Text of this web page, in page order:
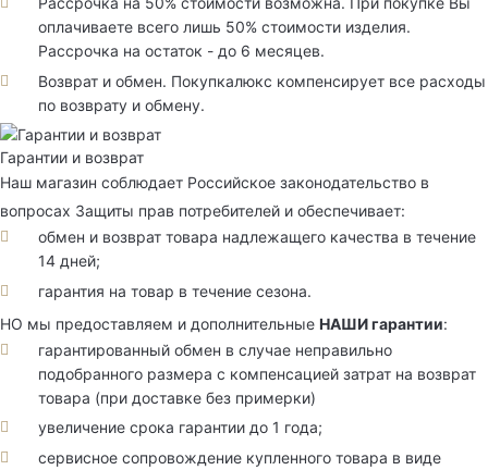
оплачиваете всего лишь 50% стоимости изделия.
Рассрочка на остаток - до 6 месяцев.
Возврат и обмен. Покупкалюкс компенсирует все расходы
по возврату и обмену.
Гарантии и возврат
Наш магазин соблюдает Российское законодательство в
вопросах Защиты прав потребителей и обеспечивает:
обмен и возврат товара надлежащего качества в течение
14 дней;
гарантия на товар в течение сезона.
НО мы предоставляем и дополнительные НАШИ гарантии:
гарантированный обмен в случае неправильно
подобранного размера с компенсацией затрат на возврат
товара (при доставке без примерки)
увеличение срока гарантии до 1 года;
сервисное сопровождение купленного товара в виде